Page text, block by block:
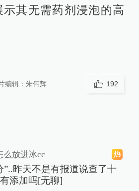
示其无需药剂浸泡的高
编辑： 朱伟辉 192
么放进冰cc
”..昨天不是有报道说查了十
添加吗[无聊]